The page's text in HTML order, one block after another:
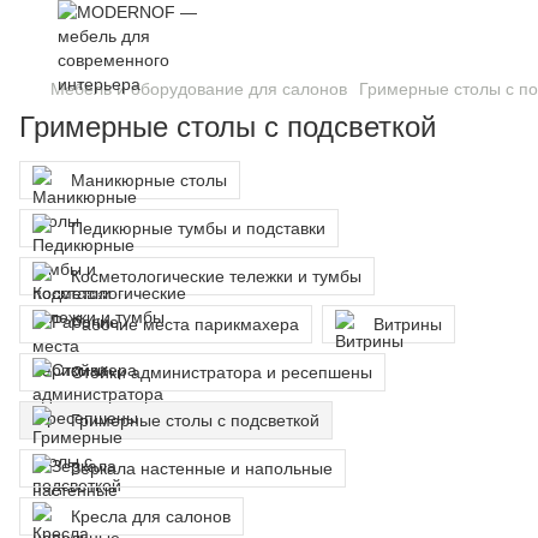
Мебель и оборудование для салонов Гримерные столы с
Гримерные столы с подсветкой
Маникюрные столы
Педикюрные тумбы и подставки
Косметологические тележки и тумбы
Рабочие места парикмахера Витрины
Стойки администратора и ресепшены
Гримерные столы с подсветкой
Зеркала настенные и напольные
Кресла для салонов